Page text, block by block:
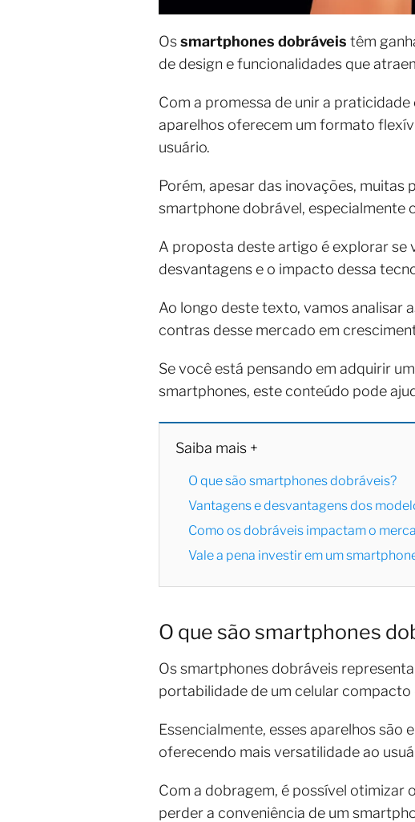
Ossmartphones dobráveis têm
de design e funcionalidades que
Com a promessa de unir a
aparelhos oferecem um formato
usuário.
Porém, apesar das inovações, muitas
smartphone dobrável, especialmente
A proposta deste artigo é explorar se
desvantagens e o impacto dessa
Ao longo deste texto, vamos analisar
contras desse mercado em
Se você está pensando em adquirir
smartphones, este conteúdo pode
Saiba mais +
O que são smartphones dobráveis?
Vantagens e desvantagens dos
Como os dobráveis impactam o
Vale a pena investir em um
O que são smartphones
Os smartphones dobráveis
portabilidade de um celular
Essencialmente, esses aparelhos
oferecendo mais versatilidade ao
Com a dobragem, é possível otimizar
perder a conveniência de um